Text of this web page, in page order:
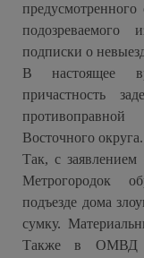
подписки о
В настоящее
причастность
Восточного округа.
Так, с
Метрогородок
подъезде дома
сумку.
Также в ОМВД